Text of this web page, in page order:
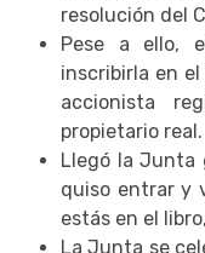
resolución del
Pese a ello,
inscribirla en
accionista
propietario real.
Llegó la Junta
quiso entrar y
estás en el
La Junta se